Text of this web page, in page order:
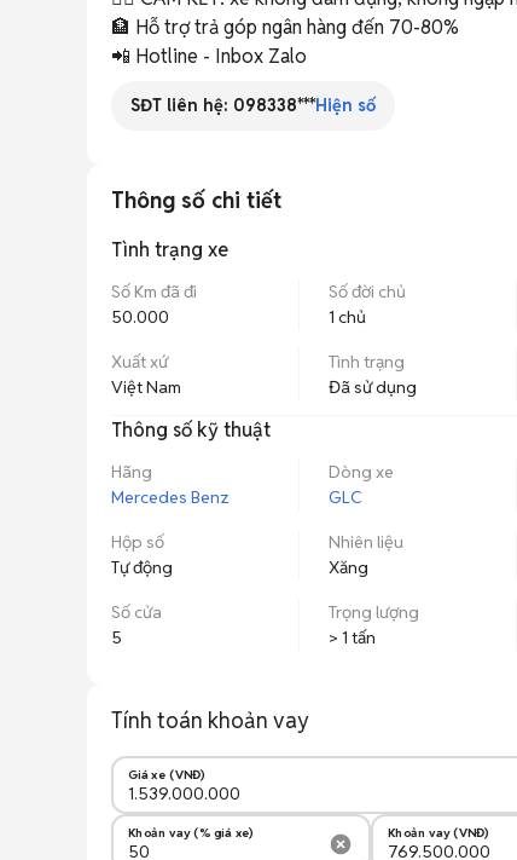
🏦 Hỗ trợ trả góp ngân hàng đến 70-80%
📲 Hotline - Inbox Zalo
SĐT liên hệ: 098338***Hiện số
Thông số chi tiết
Tình trạng xe
Số Km đã đi
50.000
Số đời chủ
1 chủ
Xuất xứ
Việt Nam
Tình trạng
Đã sử dụng
Thông số kỹ thuật
Hãng
Mercedes Benz
Dòng xe
GLC
Hộp số
Tự động
Nhiên liệu
Xăng
Số cửa
5
Trọng lượng
> 1 tấn
Tính toán khoản vay
Giá xe (VNĐ)
Khoản vay (% giá xe) Khoản vay (VNĐ)